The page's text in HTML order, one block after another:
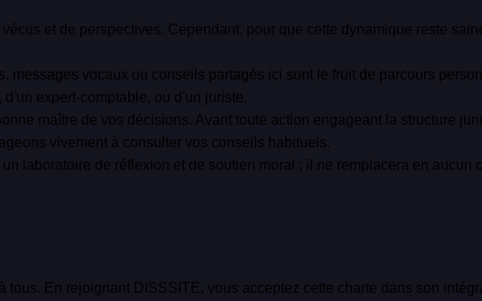
et de perspectives. Cependant, pour que cette dynamique reste
messages vocaux ou conseils partagés ici sont le fruit de parcours
expert-comptable, ou d'un juriste.
maître de vos décisions. Avant toute action engageant la structure
vivement à consulter vos conseils habituels.
laboratoire de réflexion et de soutien moral ; il ne remplacera en aucun
tous. En rejoignant DISSSITE, vous acceptez cette charte dans son